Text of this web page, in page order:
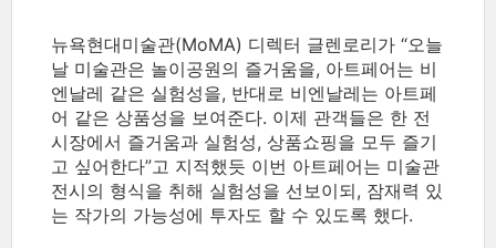
뉴욕현대미술관(MoMA) 디렉터 글렌로리가 “오늘
날 미술관은 놀이공원의 즐거움을, 아트페어는 비
엔날레 같은 실험성을, 반대로 비엔날레는 아트페
어 같은 상품성을 보여준다. 이제 관객들은 한 전
시장에서 즐거움과 실험성, 상품쇼핑을 모두 즐기
고 싶어한다”고 지적했듯 이번 아트페어는 미술관
전시의 형식을 취해 실험성을 선보이되, 잠재력 있
는 작가의 가능성에 투자도 할 수 있도록 했다.